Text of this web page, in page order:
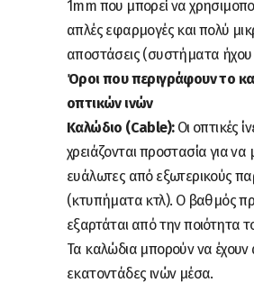
1mm που μπορεί να
απλές εφαρμογές και πολύ
αποστάσεις (συστήματα ήχου
Όροι που περιγράφουν το
οπτικών ινών
Καλώδιο (Cable):Οι οπτικές
χρειάζονται προστασία για να
ευάλωτες από εξωτερικούς
(κτυπήματα κτλ). Ο βαθμός
εξαρτάται από την ποιότητα
Τα καλώδια μπορούν να έχουν
εκατοντάδες ινών μέσα.